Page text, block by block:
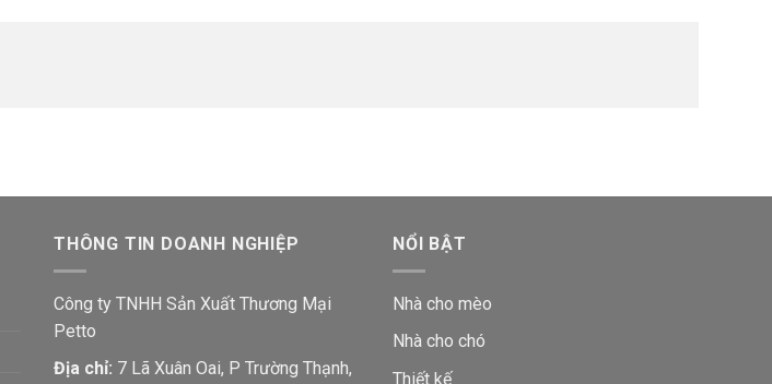
THÔNG TIN DOANH NGHIỆP
Công ty TNHH Sản Xuất Thương Mại
Petto
Địa chỉ: 7 Lã Xuân Oai, P Trường Thạnh,
NỔI BẬT
Nhà cho mèo
Nhà cho chó
Thiết kế